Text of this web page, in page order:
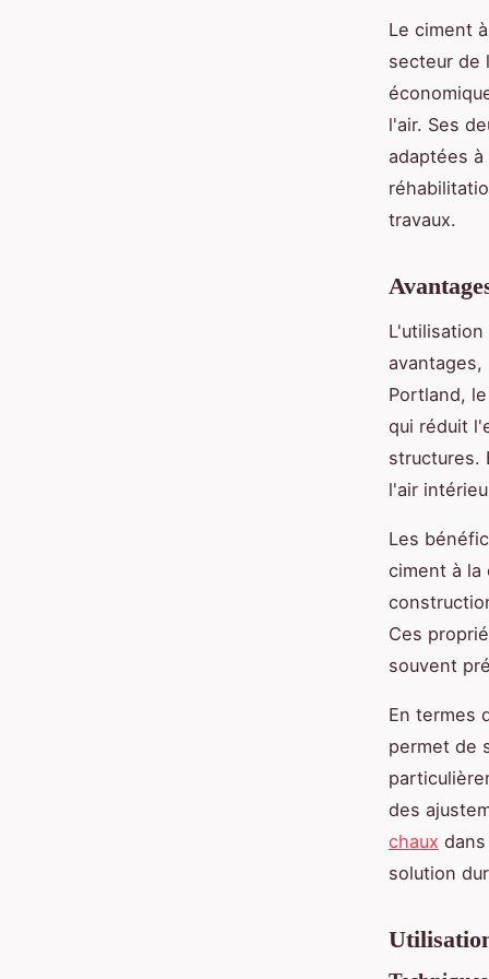
Le ciment
secteur de
l'air. Ses
adaptées
travaux.
avantages,
Portland,
qui réduit
structures.
l'air
Les
ciment à la
Ces
souvent
En termes
permet de
des
chaux
solution